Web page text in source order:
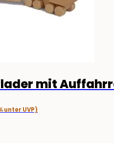
mit